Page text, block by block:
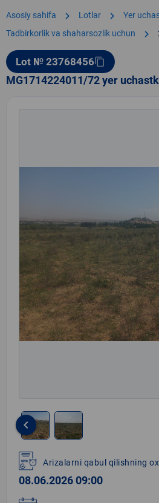
Asosiy sahifa chevron_right Lotlar chevron_right Yer
Tadbirkorlik va shaharsozlik uchun chevron_right
Lot № 23768456content_copy
MG1714224011/72 yer
1
of
2
keyboard_arrow_left
Arizalarni qabul qilishning
08.06.2026 09:00